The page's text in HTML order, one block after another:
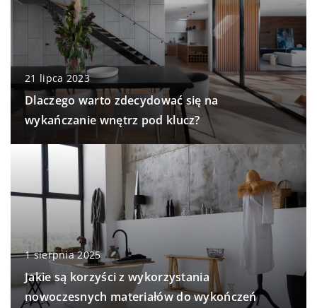
21 lipca 2023
Dlaczego warto zdecydować się na
wykańczanie wnętrz pod klucz?
1 sierpnia 2025
Jakie są korzyści z wykorzystania
nowoczesnych materiałów do wykończeń